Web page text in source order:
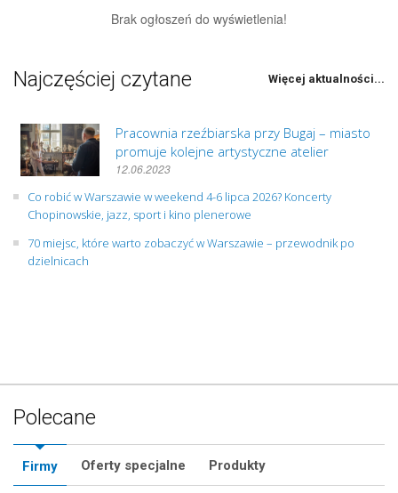
Brak ogłoszeń do wyświetlenia!
Najczęściej czytane Więcej aktualności...
Pracownia rzeźbiarska przy Bugaj – miasto
promuje kolejne artystyczne atelier
12.06.2023
Co robić w Warszawie w weekend 4-6 lipca 2026? Koncerty
Chopinowskie, jazz, sport i kino plenerowe
70 miejsc, które warto zobaczyć w Warszawie – przewodnik po
dzielnicach
Polecane
Firmy Oferty specjalne Produkty